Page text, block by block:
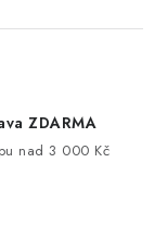
ZDARMA
nad 3 000 Kč